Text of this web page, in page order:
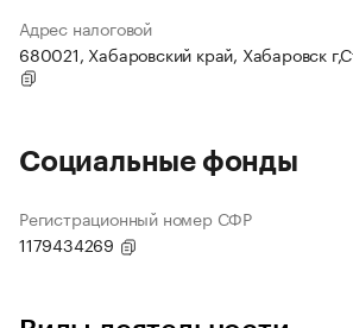
Адрес налоговой
680021, Хабаровский край, Хабаровск
Социальные фонды
Регистрационный номер СФР
1179434269